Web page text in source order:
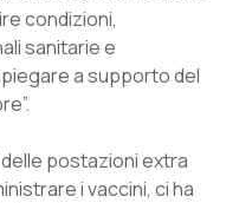
condizioni,
sanitarie e
a supporto del
postazioni extra
i vaccini, ci ha